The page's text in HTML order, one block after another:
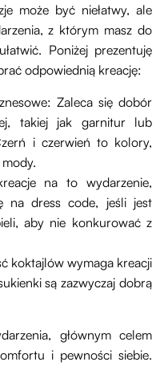
może być niełatwy, ale
z którym masz do
Poniżej prezentuję
odpowiednią kreację:
Zaleca się dobór
takiej jak garnitur lub
i czerwień to kolory,
na to wydarzenie,
na dress code, jeśli jest
aby nie konkurować z
koktajlów wymaga kreacji
są zazwyczaj dobrą
głównym celem
i pewności siebie.